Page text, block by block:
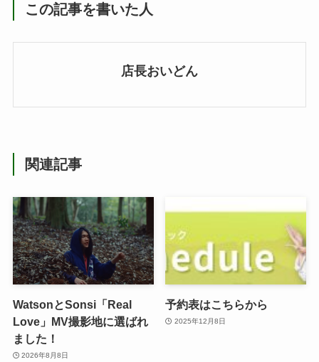
この記事を書いた人
店長おいどん
関連記事
WatsonとSonsi「Real
Love」MV撮影地に選ばれ
ました！
2026年8月8日
予約表はこちらから
2025年12月8日